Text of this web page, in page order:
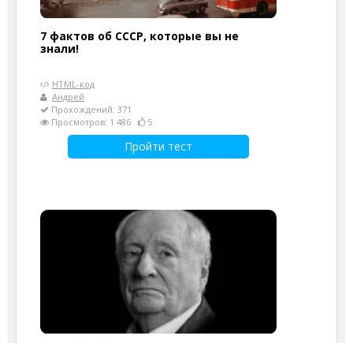
7 фактов об СССР, которые вы не
знали!
HTML-код
Андрей
Прохождений: 371
Просмотров: 1 486
5
Пройти тест